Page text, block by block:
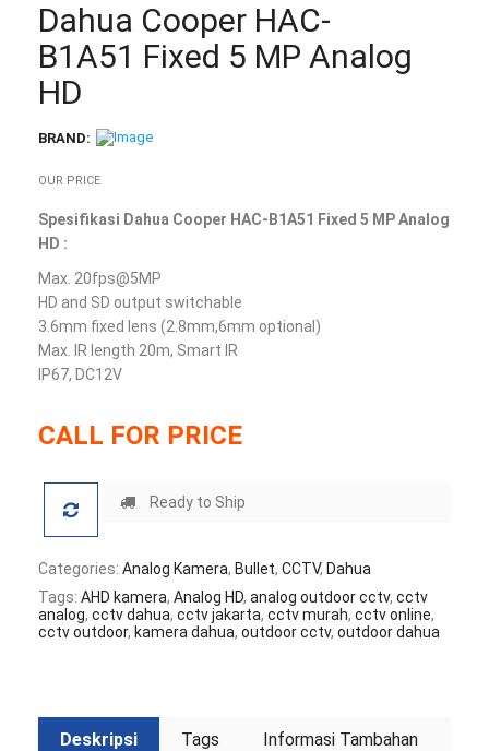
Dahua Cooper HAC-
B1A51 Fixed 5 MP Analog
HD
BRAND:
OUR PRICE
Spesifikasi Dahua Cooper HAC-B1A51 Fixed 5 MP Analog
HD :
Max. 20fps@5MP
HD and SD output switchable
3.6mm fixed lens (2.8mm,6mm optional)
Max. IR length 20m, Smart IR
IP67, DC12V
CALL FOR PRICE
Ready to Ship
Categories: Analog Kamera, Bullet, CCTV, Dahua
Tags: AHD kamera, Analog HD, analog outdoor cctv, cctv
analog, cctv dahua, cctv jakarta, cctv murah, cctv online,
cctv outdoor, kamera dahua, outdoor cctv, outdoor dahua
Deskripsi Tags Informasi Tambahan